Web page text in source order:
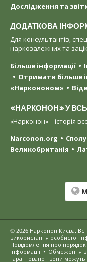
Дослідження та
ДОДАТКОВА
Для консультантів,
наркозалежних та
Більше інформації
Отримати більше
«Наркононом»
«НАРКОНОН» У
«Нарконон» – історія
Narconon.org
Великобританія
© 2026 Нарконон Києва.
використання особистої
Повідомлення про
інформації • Обмеження
гарантовано і вони можуть